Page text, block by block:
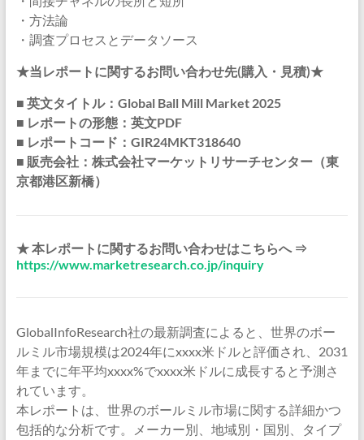
・方法論
・調査プロセスとデータソース
★当レポートに関するお問い合わせ先(購入・見積)★
■ 英文タイトル：Global Ball Mill Market 2025
■ レポートの形態：英文PDF
■ レポートコード：GIR24MKT318640
■ 販売会社：株式会社マーケットリサーチセンター（東
京都港区新橋）
★ 本レポートに関するお問い合わせはこちらへ ⇒
https://www.marketresearch.co.jp/inquiry
GlobalInfoResearch社の最新調査によると、世界のボー
ルミル市場規模は2024年にxxxx米ドルと評価され、2031
年までに年平均xxxx%でxxxx米ドルに成長すると予測さ
れています。
本レポートは、世界のボールミル市場に関する詳細かつ
包括的な分析です。メーカー別、地域別・国別、タイプ